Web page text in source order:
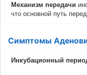
Механизм передачи
что основной путь
Симптомы
Инкубационный